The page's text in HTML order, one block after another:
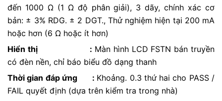
đến 1000 Ω (1 Ω độ phân giải), 3 dãy, chính xác cơ
bản: ± 3% RDG. ± 2 DGT., Thử nghiệm hiện tại 200 mA
hoặc hơn (6 Ω hoặc ít hơn)
Hiển thị : Màn hình LCD FSTN bán truyền
có đèn nền, chỉ báo biểu đồ dạng thanh
Thời gian đáp ứng : Khoảng. 0.3 thứ hai cho PASS /
FAIL quyết định (dựa trên kiểm tra trong nhà)